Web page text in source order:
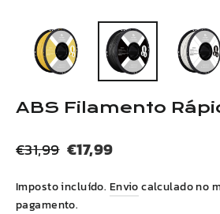
ABS Filamento
Preço
€31,99 Preço
venda
€17,99
Imposto incluído. Enviocalculado no
pagamento.